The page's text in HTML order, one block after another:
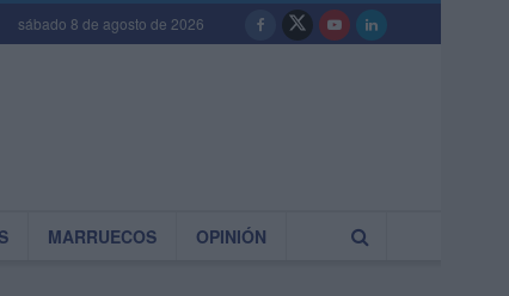
sábado 8 de agosto de 2026
MARRUECOS OPINIÓN